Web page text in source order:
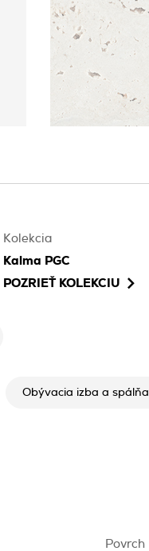
Kolekcia
Kalma PGC
POZRIEŤ KOLEKCIU
Obývacia izba a spálňa
Povrch